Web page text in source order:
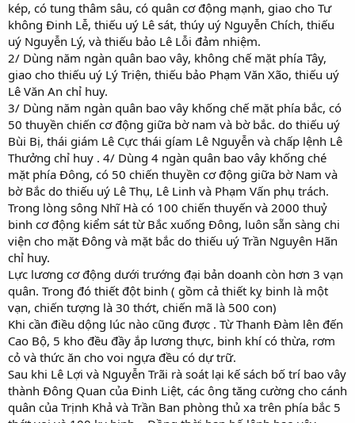
kép, có tung thâm sâu, có quân cơ động mạnh, giao cho Tư
không Đinh Lễ, thiếu uý Lê sát, thúy uý Nguyễn Chích, thiếu
uý Nguyễn Lý, và thiếu bảo Lê Lỗi đảm nhiệm.
2/ Dùng năm ngàn quân bao vây, không chế mặt phía Tây,
giao cho thiếu uý Lý Triện, thiếu bảo Phạm Văn Xão, thiếu uý
Lê Văn An chỉ huy.
3/ Dùng năm ngàn quân bao vây khống chế mặt phía bắc, có
50 thuyền chiến cơ động giữa bờ nam và bờ bắc. do thiếu uý
Bùi Bị, thái giám Lê Cực thái gíam Lê Nguyễn và chấp lệnh Lê
Thưởng chỉ huy . 4/ Dùng 4 ngàn quân bao vây khống ché
mặt phía Đông, có 50 chiến thuyền cơ động giữa bờ Nam và
bờ Bắc do thiếu uý Lê Thụ, Lê Linh và Phạm Vấn phụ trách.
Trong lòng sông Nhĩ Hà có 100 chiến thuyến và 2000 thuỷ
binh cơ động kiểm sát từ Bắc xuống Đông, luôn sẵn sàng chi
viện cho mặt Đông và mặt bắc do thiếu uý Trần Nguyên Hãn
chỉ huy.
Lực lương cơ động dưới trướng đại bản doanh còn hơn 3 vạn
quân. Trong đó thiết đột binh ( gồm cả thiết kỵ binh là một
vạn, chiến tượng là 30 thớt, chiến mã là 500 con)
Khi cần điều dộng lúc nào cũng được . Từ Thanh Đàm lên đến
Cao Bộ, 5 kho đều đầy ắp lương thực, binh khí có thừa, rơm
cỏ và thức ăn cho voi ngựa đều có dự trữ.
Sau khi Lê Lợi và Nguyễn Trãi rà soát lại kế sách bố trí bao vây
thành Đông Quan của Đinh Liệt, các ông tăng cường cho cánh
quân của Trịnh Khả và Trần Ban phòng thủ xa trên phía bắc 5